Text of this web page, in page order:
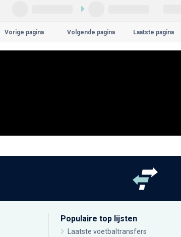
Vorige pagina Volgende pagina Laatste pagina
Populaire top lijsten
Laatste voetbaltransfers